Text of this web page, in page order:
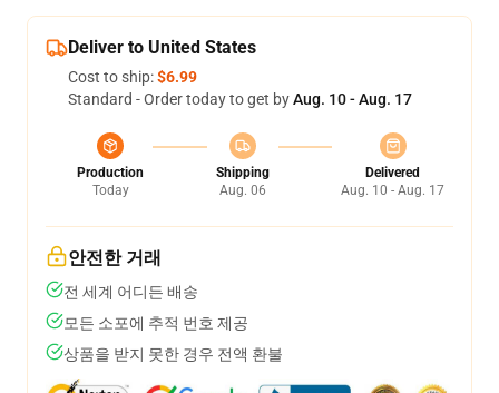
Deliver to United States
Cost to ship:$6.99
Standard - Order today to get byAug. 10 - Aug. 17
Production
Today
Shipping
Aug. 06
Delivered
Aug. 10 - Aug. 17
안전한 거래
전 세계 어디든 배송
모든 소포에 추적 번호 제공
상품을 받지 못한 경우 전액 환불